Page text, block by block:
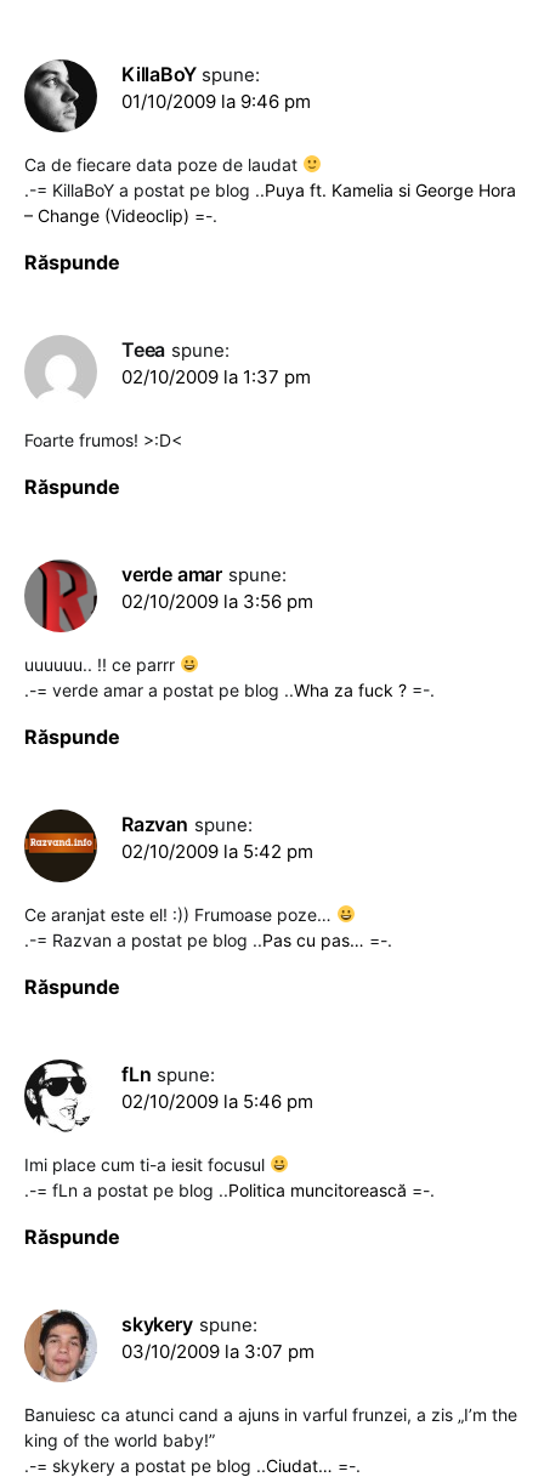
KillaBoY spune:
01/10/2009 la 9:46 pm
Ca de fiecare data poze de laudat
.-= KillaBoY a postat pe blog ..Puya ft. Kamelia si George Hora
– Change (Videoclip) =-.
Răspunde
Teea spune:
02/10/2009 la 1:37 pm
Foarte frumos! >:D<
Răspunde
verde amar spune:
02/10/2009 la 3:56 pm
uuuuuu.. !! ce parrr
.-= verde amar a postat pe blog ..Wha za fuck ? =-.
Răspunde
Razvan spune:
02/10/2009 la 5:42 pm
Ce aranjat este el! :)) Frumoase poze…
.-= Razvan a postat pe blog ..Pas cu pas… =-.
Răspunde
fLn spune:
02/10/2009 la 5:46 pm
Imi place cum ti-a iesit focusul
.-= fLn a postat pe blog ..Politica muncitorească =-.
Răspunde
skykery spune:
03/10/2009 la 3:07 pm
Banuiesc ca atunci cand a ajuns in varful frunzei, a zis „I’m the
king of the world baby!”
.-= skykery a postat pe blog ..Ciudat… =-.